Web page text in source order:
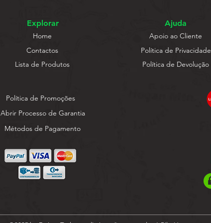
Explorar
Home
Contactos
Lista de Produtos
Política de Promoções
Abrir Processo de Garantia
Métodos de Pagamento
Ajuda
Apoio ao Cliente
Política de Privacidade
Política de Devolução